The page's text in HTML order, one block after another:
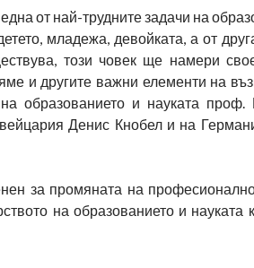
от най-трудните задачи на
младежа, девойката, а от
този човек ще намери
и другите важни елементи на
образованието и науката проф.
Денис Кнобел и на
за промяната на
на образованието и науката